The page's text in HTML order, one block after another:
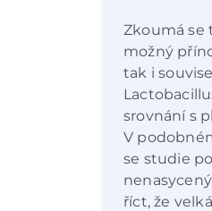
Zkoumá se
možný
tak i
srovnání s
V
se studie
říct, že